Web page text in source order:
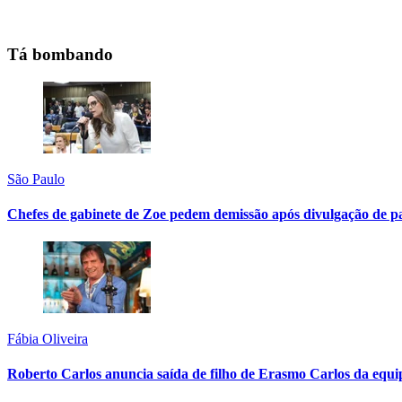
Tá bombando
São Paulo
Chefes de gabinete de Zoe pedem demissão após divulgação de
Fábia Oliveira
Roberto Carlos anuncia saída de filho de Erasmo Carlos da